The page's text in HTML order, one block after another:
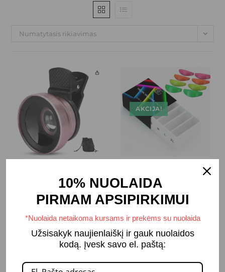
Numatytasis rikiavimas
telefono kamerai
Į KREPŠELĮ
AKCIJA!
voleliai (M forma)
PASIRINKTI
SAVYBES
10% NUOLAIDA
PIRMAM APSIPIRKIMUI
*Nuolaida netaikoma kursams ir prekėms su nuolaida
Užsisakyk naujienlaiškį ir gauk nuolaidos
kodą. Įvesk savo el. paštą: